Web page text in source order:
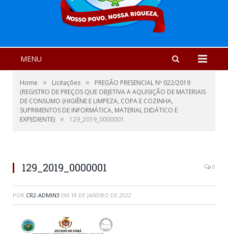
MENU
Home » Licitações »
PREGÃO PRESENCIAL Nº 022/2019
(REGISTRO DE PREÇOS QUE OBJETIVA A AQUISIÇÃO DE MATERIAIS
DE CONSUMO (HIGIÊNE E LIMPEZA, COPA E COZINHA,
SUPRIMENTOS DE INFORMÁTICA, MATERIAL DIDÁTICO E
EXPEDIENTE) » 129_2019_0000001
129_2019_0000001 0
POR CR2-ADMIN3 EM 18 DE JANEIRO DE 2022